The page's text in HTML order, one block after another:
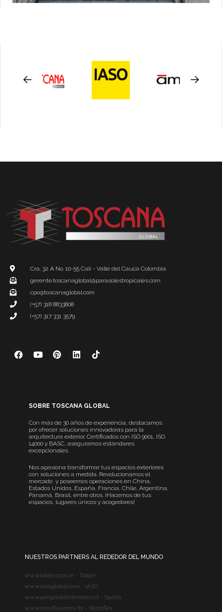
Cra. 32 A No. 10-55 Cali - Valle del Cauca Colombia
gerente.toscanaglobal@parasolestropicales.com
cpo@toscanaglobal.com
(+57) 318 8833808
(+57) 317 331 3579
SOBRE TOSCANA GLOBAL
Con más de 30 años de experiencia, destacamos
por ofrecer soluciones innovadoras para la
arquitectura exterior. Certificados con ISO 9001, ISO
14000 y BASC, aseguramos estándares
excepcionales.
Nos apasiona transformar tus espacios exteriores
con soluciones a medida. Revolucionamos el
mercado y poseemos operaciones en China,
Estados Unidos, España, Francia, Chile, Argentina,
Panamá, Brasil, entre otros. ¡Hacemos de tus
espacios, lugares únicos y acogedores!
NUESTROS PARTNERS AL REDEDOR DEL MUNDO
www.tolder.com.ar - Tolder
www.iasoglobal.com - IASO
www.pergolabioclimatica.cl - Spatio
www.riccoflex.com/br - Riccoflex